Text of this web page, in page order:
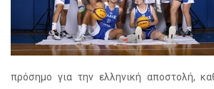
πρόσημο για την ελληνική αποστολή,